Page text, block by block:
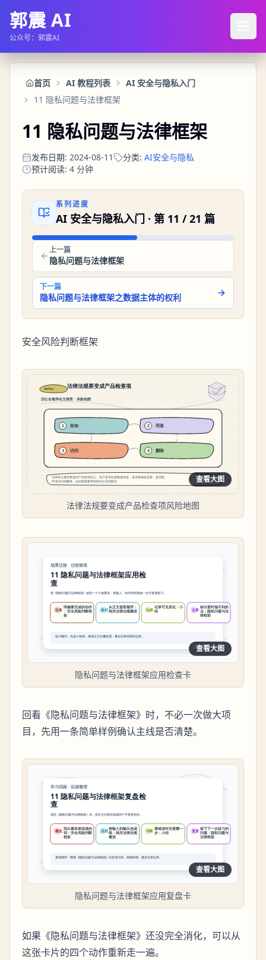
郭震 AI
公众号：郭震AI
首页 AI 教程列表
AI 安全与隐私入门
11 隐私问题与法律框架
11 隐私问题与法律框架
发布日期: 2024-08-11 分类: AI安全与隐私
预计阅读: 4 分钟
系列进度
AI 安全与隐私入门 · 第 11 /21 篇
上一篇
隐私问题与法律框架
下一篇
隐私问题与法律框架之数据主体的权利
安全风险判断框架
查看大图
法律法规要变成产品检查项风险地图
查看大图
隐私问题与法律框架应用检查卡
回看《隐私问题与法律框架》时，不必一次做大项
目，先用一条简单样例确认主线是否清楚。
查看大图
隐私问题与法律框架应用复盘卡
如果《隐私问题与法律框架》还没完全消化，可以从
这张卡片的四个动作重新走一遍。